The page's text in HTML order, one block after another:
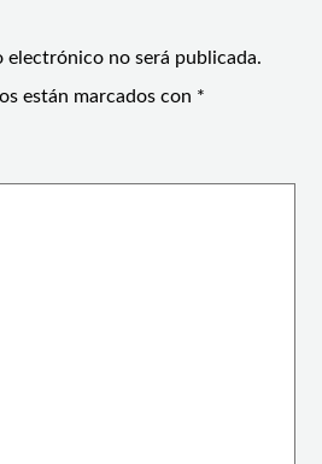
electrónico no será publicada.
están marcados con *